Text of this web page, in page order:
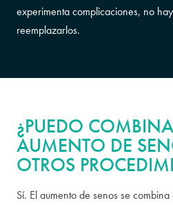
experimenta complicaciones, no
reemplazarlos.
¿PUEDO
AUMENTO DE
OTROS
Sí. El aumento de senos se